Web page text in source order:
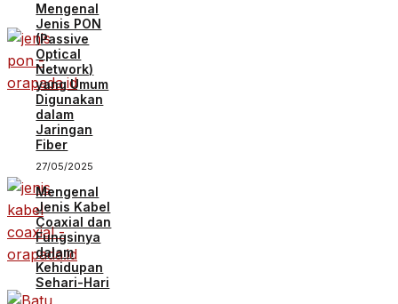
Mengenal
Jenis PON
(Passive
Optical
Network)
yang Umum
Digunakan
dalam
Jaringan
Fiber
27/05/2025
Mengenal
Jenis Kabel
Coaxial dan
Fungsinya
dalam
Kehidupan
Sehari-Hari